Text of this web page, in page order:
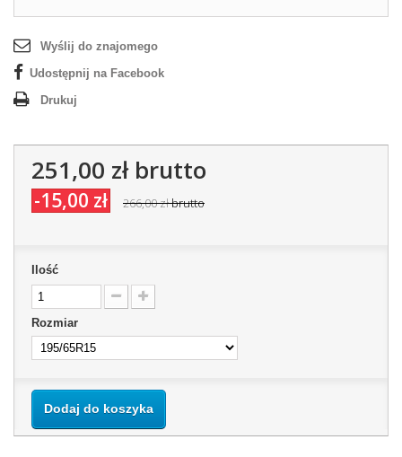
Wyślij do znajomego
Udostępnij na Facebook
Drukuj
251,00 złbrutto
-15,00 zł 266,00 złbrutto
Ilość
Rozmiar
Dodaj do koszyka